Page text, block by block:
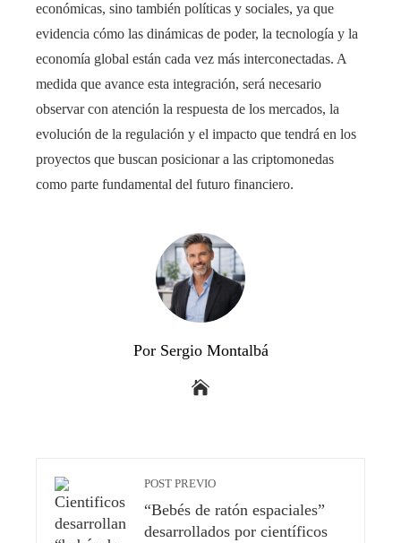
económicas, sino también políticas y sociales, ya que
evidencia cómo las dinámicas de poder, la tecnología y la
economía global están cada vez más interconectadas. A
medida que avance esta integración, será necesario
observar con atención la respuesta de los mercados, la
evolución de la regulación y el impacto que tendrá en los
proyectos que buscan posicionar a las criptomonedas
como parte fundamental del futuro financiero.
Por Sergio Montalbá
POST PREVIO
“Bebés de ratón espaciales”
desarrollados por científicos